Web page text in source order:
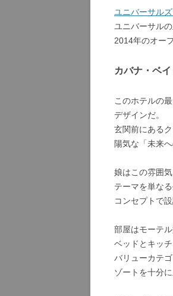
ユニバーサル
ユニバーサル
2014年のオー
カバナ・ベ
このホテルの
デザインだ。
玄関前にある
陽気な「未来
娘はこの雰囲
テーマを単な
コンセプトで
部屋はモーテ
ベッドとキッ
バリューカテ
ゾートを十分に